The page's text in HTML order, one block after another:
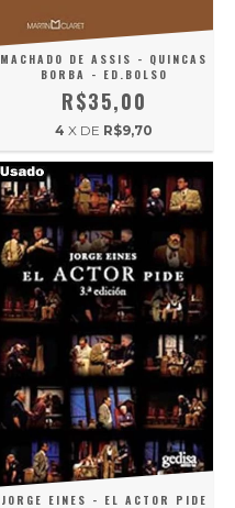
MACHADO DE ASSIS - QUINCAS
BORBA - ED.BOLSO
R$35,00
4 X DE R$9,70
JORGE EINES - EL ACTOR PIDE